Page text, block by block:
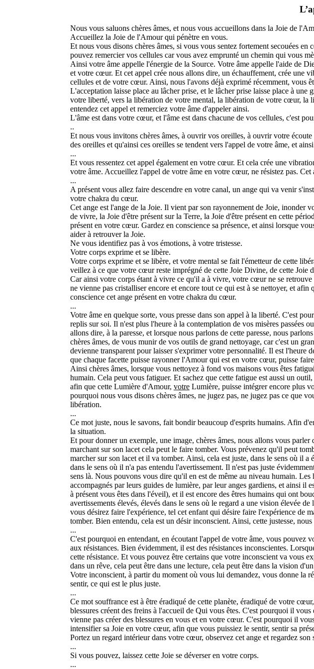
Nous vous saluons chères âmes, et nous vous accueillons dans la Joie de
Accueillez la Joie de l'Amour qui pénètre en vous.
Et nous vous disons chères âmes, si vous vous sentez fortement secouées
pouvez remercier vos cellules car vous avez emprunté un chemin qui vous
Ainsi votre âme appelle l'énergie de la Source. Votre âme appelle l'aide de
et votre cœur. Et cet appel crée nous allons dire, un échauffement, crée une
cellules et de votre cœur. Ainsi, nous l'avons déjà exprimé récemment, vous
L'acceptation laisse place au lâcher prise, et le lâcher prise laisse place à
votre liberté, vers la libération de votre mental, la libération de votre cœur, la
entendez cet appel et remerciez votre âme d'appeler ainsi.
L'âme est dans votre cœur, et l'âme est dans chacune de vos cellules, c'est
..
Et nous vous invitons chères âmes, à ouvrir vos oreilles, à ouvrir votre
des oreilles et qu'ainsi ces oreilles se tendent vers l'appel de votre âme, et
...
Et vous ressentez cet appel également en votre cœur. Et cela crée une
votre âme. Accueillez l'appel de votre âme en votre cœur, ne résistez pas.
...
A présent vous allez faire descendre en votre canal, un ange qui va venir
votre chakra du cœur.
Cet ange est l'ange de la Joie. Il vient par son rayonnement de Joie, inonder
de vivre, la Joie d'être présent sur la Terre, la Joie d'être présent en cette
présent en votre cœur. Gardez en conscience sa présence, et ainsi lorsque
aider à retrouver la Joie.
Ne vous identifiez pas à vos émotions, à votre tristesse.
Votre corps exprime et se libère.
Votre corps exprime et se libère, et votre mental se fait l'émetteur de cette
veillez à ce que votre cœur reste imprégné de cette Joie Divine, de cette Joie
Car ainsi votre corps étant à vivre ce qu'il a à vivre, votre cœur ne se
ne vienne pas cristalliser encore et encore tout ce qui est à se nettoyer, et
conscience cet ange présent en votre chakra du cœur.
...
Votre âme en quelque sorte, vous presse dans son appel à la liberté. C'est
replis sur soi. Il n'est plus l'heure à la contemplation de vos misères passées
allons dire, à la paresse, et lorsque nous parlons de cette paresse, nous
chères âmes, de vous munir de vos outils de grand nettoyage, car c'est un
devienne transparent pour laisser s'exprimer votre personnalité. Il est
que chaque facette puisse rayonner l'Amour qui est en votre cœur, puisse
Ainsi chères âmes, lorsque vous nettoyez à fond vos maisons vous êtes
humain. Cela peut vous fatiguer. Et sachez que cette fatigue est aussi un
afin que cette Lumière d'Amour, votreLumière, puisse intégrer encore plus
pourquoi nous vous disons chères âmes, ne jugez pas, ne jugez pas ce que
libération.
...
Ce mot juste, nous le savons, fait bondir beaucoup d'esprits humains. Afin
la situation.
Et pour donner un exemple, une image, chères âmes, nous allons vous
marchant sur son lacet cela peut le faire tomber. Vous prévenez qu'il peut
marcher sur son lacet et il va tomber. Ainsi, cela est juste, dans le sens où il
dans le sens où il n'a pas entendu l'avertissement. Il n'est pas juste
sens là. Nous pouvons vous dire qu'il en est de même au niveau humain.
accompagnés par leurs guides de lumière, par leur anges gardiens, et ainsi il
à présent vous êtes dans l'éveil), et il est encore des êtres humains qui ont
avertissements élevés, élevés dans le sens où le regard a une vision élevée
vous désirez faire l'expérience, tel cet enfant qui désire faire l'expérience de
tomber. Bien entendu, cela est un désir inconscient. Ainsi, cette justesse,
...
C'est pourquoi en entendant, en écoutant l'appel de votre âme, vous pouvez
aux résistances. Bien évidemment, il est des résistances inconscientes.
cette résistance. Et vous pouvez être certains que votre inconscient va vous
dans un rêve, cela peut être dans une lecture, cela peut être dans la vision
Votre inconscient, à partir du moment où vous lui demandez, vous donne la
sentir, ce qui est le plus juste.
...
Ce mot souffrance est à être éradiqué de cette planète, éradiqué de votre
blessures créent des freins à l'accueil de Qui vous êtes. C'est pourquoi il
vienne pas créer des blessures en vous et en votre cœur. C'est pourquoi il
intensifier sa Joie en votre cœur, afin que vous puissiez le sentir, sentir sa
Portez un regard intérieur dans votre cœur, observez cet ange et regardez son
...
Si vous pouvez, laissez cette Joie se déverser en votre corps.
...